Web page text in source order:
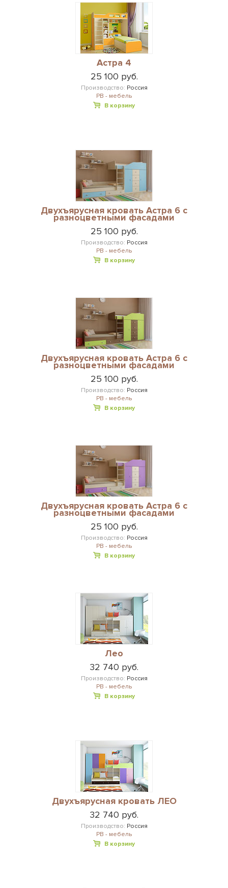
Астра 4
25 100 руб.
Производство: Россия
РВ - мебель
В корзину
Двухъярусная кровать Астра 6 с
разноцветными фасадами
25 100 руб.
Производство: Россия
РВ - мебель
В корзину
Двухъярусная кровать Астра 6 с
разноцветными фасадами
25 100 руб.
Производство: Россия
РВ - мебель
В корзину
Двухъярусная кровать Астра 6 с
разноцветными фасадами
25 100 руб.
Производство: Россия
РВ - мебель
В корзину
Лео
32 740 руб.
Производство: Россия
РВ - мебель
В корзину
Двухъярусная кровать ЛЕО
32 740 руб.
Производство: Россия
РВ - мебель
В корзину